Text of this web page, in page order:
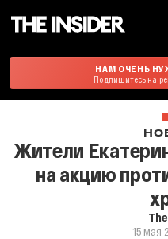
НАМ ОЧЕНЬ
Подпишитесь на
Жители
на акцию
15 мая